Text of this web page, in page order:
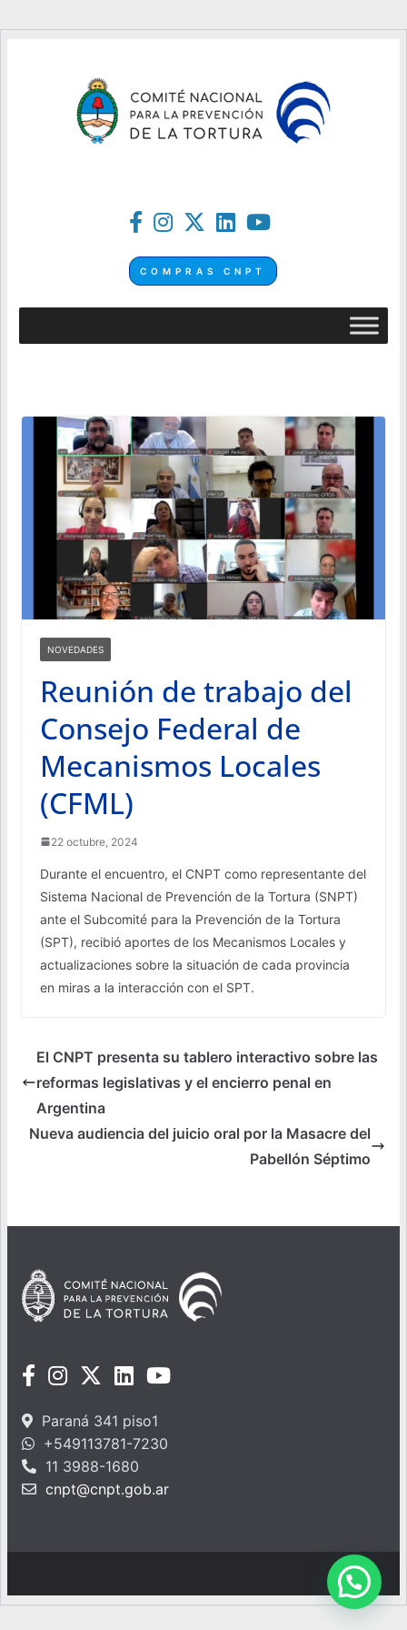
COMPRAS CNPT
NOVEDADES
Reunión de trabajo del
Consejo Federal de
Mecanismos Locales
(CFML)
22 octubre, 2024
Durante el encuentro, el CNPT como representante del
Sistema Nacional de Prevención de la Tortura (SNPT)
ante el Subcomité para la Prevención de la Tortura
(SPT), recibió aportes de los Mecanismos Locales y
actualizaciones sobre la situación de cada provincia
en miras a la interacción con el SPT.
El CNPT presenta su tablero interactivo sobre las
reformas legislativas y el encierro penal en
Argentina
Nueva audiencia del juicio oral por la Masacre del
Pabellón Séptimo
Paraná 341 piso1
+549113781-7230
11 3988-1680
cnpt@cnpt.gob.ar